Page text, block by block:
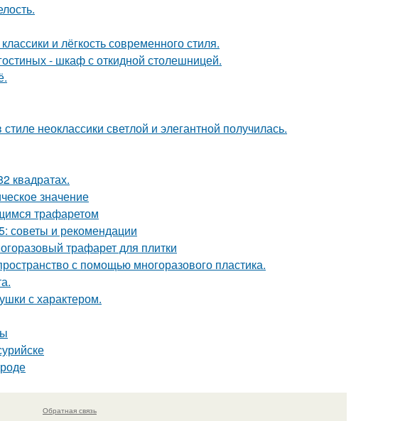
и лёгкость современного стиля.
- шкаф с откидной столешницей.
неоклассики светлой и элегантной получилась.
квадратах.
значение
трафаретом
советы и рекомендации
трафарет для плитки
с помощью многоразового пластика.
с характером.
Обратная связь